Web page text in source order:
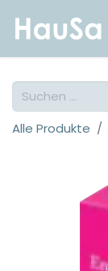
Alle Produkte